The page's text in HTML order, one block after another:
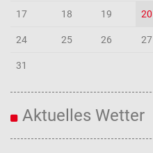
17 18 19 20
24 25 26 27
31
Aktuelles Wetter